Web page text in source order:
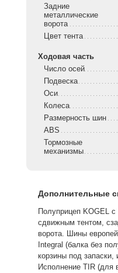
Задние
металлические
ворота
Цвет тента
Ходовая часть
Число осей
Подвеска
Оси
Колеса
Размерность шин
ABS
Тормозные
механизмы
Дополнительные
Полуприцеп KOGEL
сдвижным тентом,
ворота. Шины
Integral (балка без
корзины под
Исполнение TIR (для